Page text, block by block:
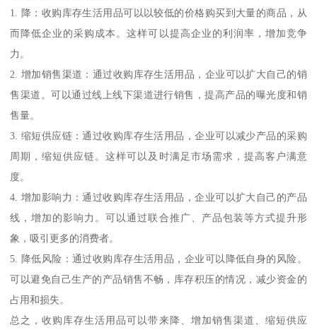
1. 降：收购库存生活用品可以以较低的价格购买到大量的商品，从
而降低企业的采购成本。这样可以提高企业的利润率，增加竞争
力。
2. 增加销售渠道：通过收购库存生活用品，企业可以扩大自己的销
售渠道。可以通过线上线下渠道进行销售，提高产品的曝光度和销
售量。
3. 缩短供应链：通过收购库存生活用品，企业可以减少产品的采购
周期，缩短供应链。这样可以及时满足市场需求，提高客户满意
度。
4. 增加影响力：通过收购库存生活用品，企业可以扩大自己的产品
线，增加的影响力。可以通过联合推广、产品包装等方式提升形
象，吸引更多的消费者。
5. 降低风险：通过收购库存生活用品，企业可以降低自身的风险。
可以避免自己生产的产品销售不畅，库存积压的情况，减少资金的
占用和损失。
总之，收购库存生活用品可以带来降、增加销售渠道、缩短供应